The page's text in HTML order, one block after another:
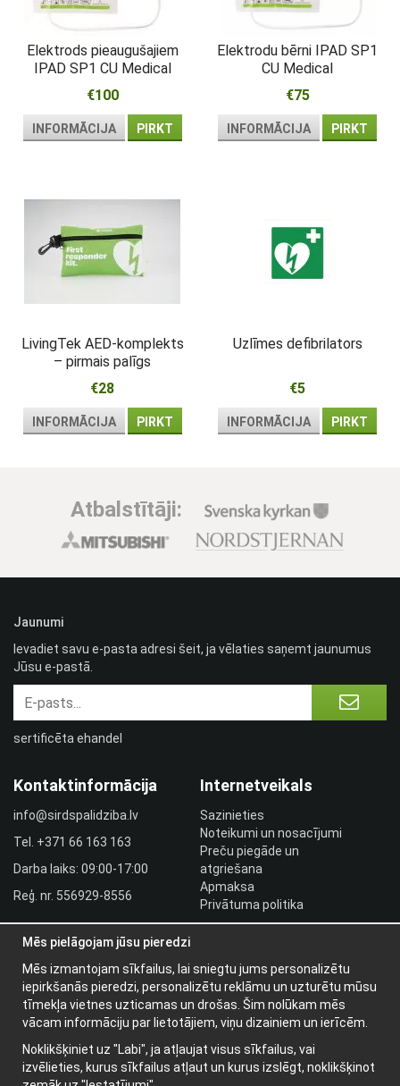
Elektrods pieaugušajiem
IPAD SP1 CU Medical
€100
INFORMĀCIJA PIRKT
Elektrodu bērni IPAD SP1
CU Medical
€75
INFORMĀCIJA PIRKT
LivingTek AED-komplekts
– pirmais palīgs
atdzīvināšanai pie
defibrilatora
€28
INFORMĀCIJA PIRKT
Uzlīmes defibrilators
€5
INFORMĀCIJA PIRKT
Atbalstītāji:
Kontaktinformācija
info@sirdspalidziba.lv
Tel. +371 66 163 163​
Darba laiks: 09:00-17:00
Reģ. nr. 556929-8556
Internetveikals
Sazinieties
Noteikumi un nosacījumi
Preču piegāde un
atgriešana
Apmaksa
Privātuma politika
Pieslēgties
Papildu informācija
Jaunumu vēstules
Par sīkdatnēm
Jaunumi
Ievadiet savu e-pasta adresi šeit, ja vēlaties saņemt jaunumus
Jūsu e-pastā.
sertificēta ehandel
Mēs pielāgojam jūsu pieredzi
Mēs izmantojam sīkfailus, lai sniegtu jums personalizētu
iepirkšanās pieredzi, personalizētu reklāmu un uzturētu mūsu
tīmekļa vietnes uzticamas un drošas. Šim nolūkam mēs
vācam informāciju par lietotājiem, viņu dizainiem un ierīcēm.
Noklikšķiniet uz "Labi", ja atļaujat visus sīkfailus, vai
izvēlieties, kurus sīkfailus atļaut un kurus izslēgt, noklikšķinot